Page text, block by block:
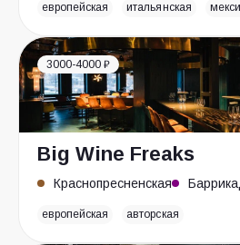
европейская итальянская
3000-4000 ₽
Big Wine Freaks
Краснопресненская
европейская авторская